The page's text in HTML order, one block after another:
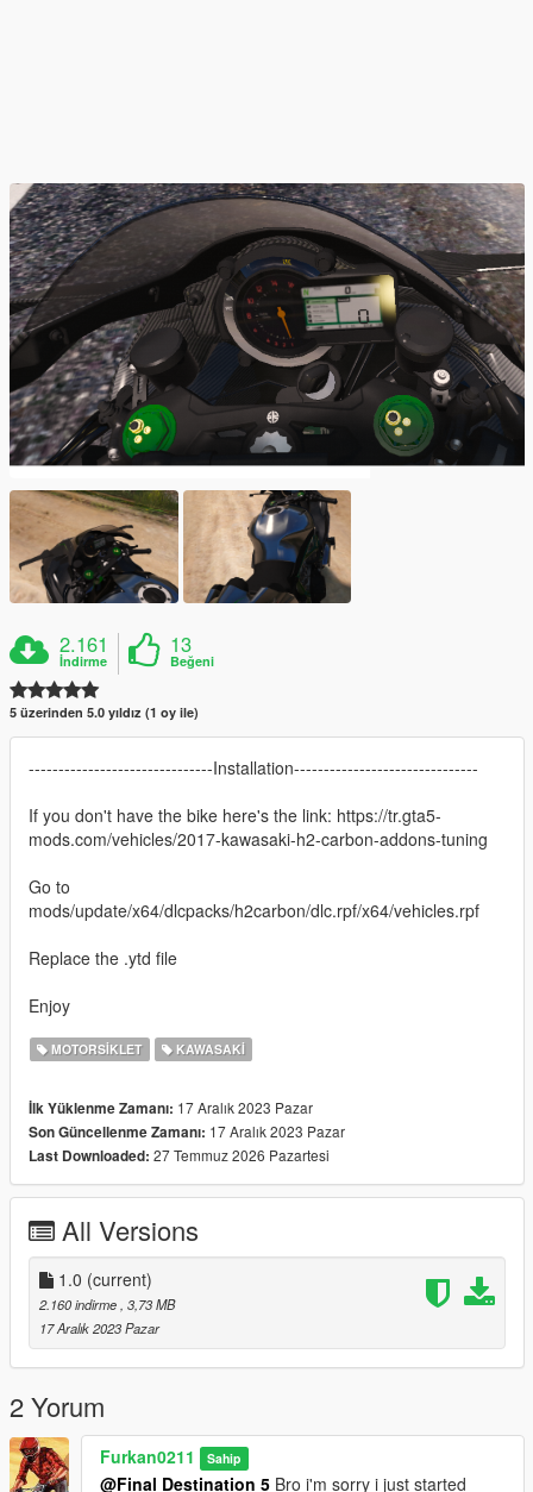
2.161
İndirme
13
Beğeni
5 üzerinden 5.0 yıldız (1 oy ile)
-------------------------------Installation-------------------------------
If you don't have the bike here's the link: https://tr.gta5-
mods.com/vehicles/2017-kawasaki-h2-carbon-addons-tuning
Go to
mods/update/x64/dlcpacks/h2carbon/dlc.rpf/x64/vehicles.rpf
Replace the .ytd file
Enjoy
MOTORSIKLET KAWASAKI
İlk Yüklenme Zamanı: 17 Aralık 2023 Pazar
Son Güncellenme Zamanı: 17 Aralık 2023 Pazar
Last Downloaded: 27 Temmuz 2026 Pazartesi
All Versions
1.0 (current)
2.160 indirme , 3,73 MB
17 Aralık 2023 Pazar
2 Yorum
Furkan0211 Sahip
@Final Destination 5 Bro i'm sorry i just started